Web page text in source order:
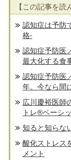
【この記事を読
認知症は予防
格-
認知症予防医
最大化する食
認知症予防医
年。今なら間
広川慶裕医師
トレ®️ベーシ
知ると知らな
酸化ストレス
メント